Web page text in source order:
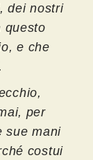
dei nostri
questo
e che
per
sue mani
costui